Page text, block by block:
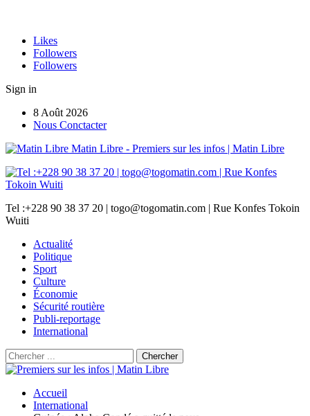
Likes
Followers
Followers
Sign in
8 Août 2026
Nous Conctacter
Matin Libre - Premiers sur les infos | Matin Libre
Tel :+228 90 38 37 20 | togo@togomatin.com | Rue Konfes Tokoin
Wuiti
Actualité
Politique
Sport
Culture
Économie
Sécurité routière
Publi-reportage
International
Accueil
International